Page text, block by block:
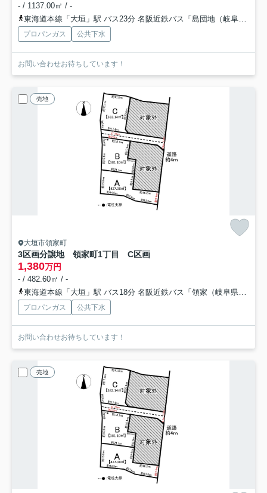
- / 1137.00㎡ / -
東海道本線「大垣」駅 バス23分 名阪近鉄バス「島団地（岐阜県）」 停歩2分
プロパンガス 公共下水
お問い合わせお待ちしています！
売地
大垣市領家町
3区画分譲地 領家町1丁目 C区画
1,380万円
- / 482.60㎡ / -
東海道本線「大垣」駅 バス18分 名阪近鉄バス「領家（岐阜県）」 停歩3分
プロパンガス 公共下水
お問い合わせお待ちしています！
売地